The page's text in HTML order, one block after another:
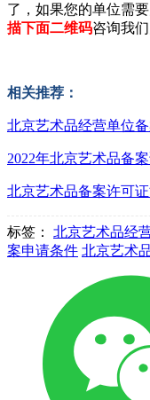
了，如果您的单位需
描下面二维码咨询我们
相关推荐：
北京艺术品经营单位
2022年北京艺术品备
北京艺术品备案许可
标签： 北京艺术品经
案申请条件 北京艺术